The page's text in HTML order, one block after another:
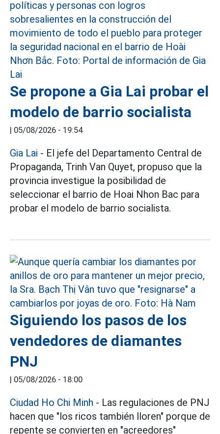
Se propone a Gia Lai probar el
modelo de barrio socialista
| 05/08/2026 - 19:54
Gia Lai - El jefe del Departamento Central de
Propaganda, Trinh Van Quyet, propuso que la
provincia investigue la posibilidad de
seleccionar el barrio de Hoai Nhon Bac para
probar el modelo de barrio socialista.
Siguiendo los pasos de los
vendedores de diamantes
PNJ
| 05/08/2026 - 18:00
Ciudad Ho Chi Minh - Las regulaciones de PNJ
hacen que "los ricos también lloren" porque de
repente se convierten en "acreedores"